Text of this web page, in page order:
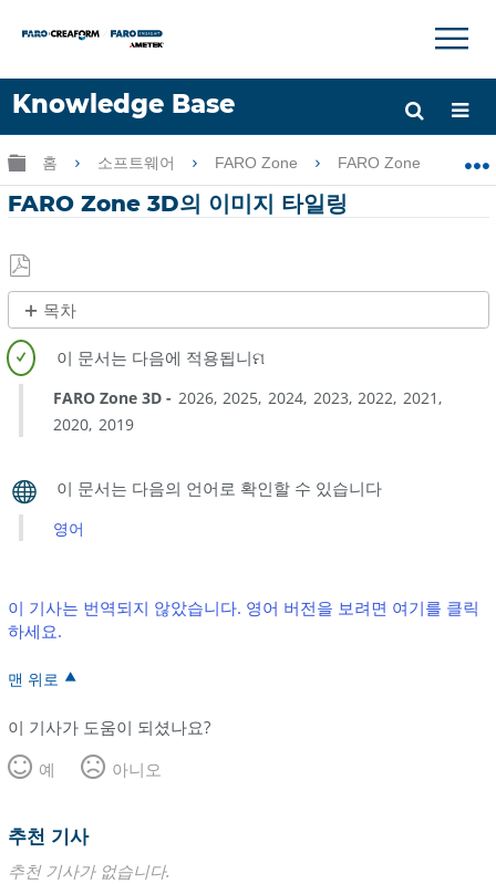
Knowledge Base
언어
도움 받기 로그인
×
글로벌 계층 확장/축소
홈 소프트웨어 FARO Zone FARO Zone
FARO Zone 3D의 이미지 타일링
PDF
로
저
장
목차
제
목
없
FARO Zone 3D 2026 2025 2024 2023 2022 2021
2020 2019
영어
이 기사는 번역되지 않았습니다. 영어 버전을 보려면 여기를 클릭
하세요.
맨 위로
이 기사가 도움이 되셨나요?
예
아니오
추천 기사
추천 기사가 없습니다.